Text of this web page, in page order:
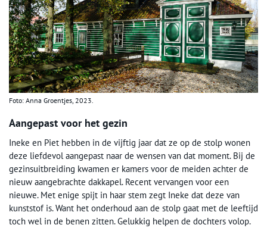
Foto: Anna Groentjes, 2023.
Aangepast voor het gezin
Ineke en Piet hebben in de vijftig jaar dat ze op de stolp wonen
deze liefdevol aangepast naar de wensen van dat moment. Bij de
gezinsuitbreiding kwamen er kamers voor de meiden achter de
nieuw aangebrachte dakkapel. Recent vervangen voor een
nieuwe. Met enige spijt in haar stem zegt Ineke dat deze van
kunststof is. Want het onderhoud aan de stolp gaat met de leeftijd
toch wel in de benen zitten. Gelukkig helpen de dochters volop.